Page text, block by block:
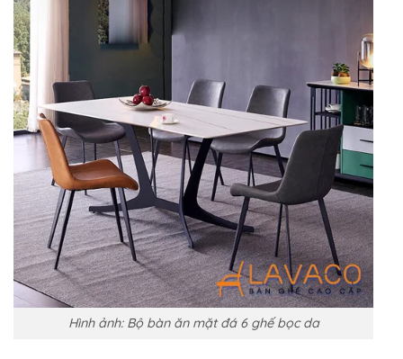
Hình ảnh: Bộ bàn ăn mặt đá 6 ghế bọc da